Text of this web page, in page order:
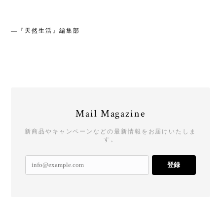
―『天然生活』編集部
Mail Magazine
新商品やキャンペーンなどの最新情報をお届けいたしま
す。
登録